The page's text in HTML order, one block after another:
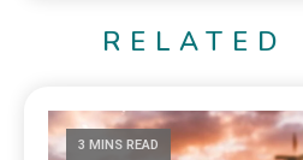
RELATED
3 MINS READ